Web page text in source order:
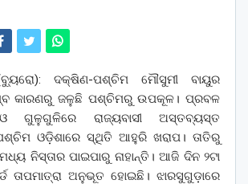
ଦକ୍ଷିଣ-ପଶ୍ଚିମ ମୌସୁମୀ ବାୟୁର
କାରଣରୁ ଜଳୁଛି ପଶ୍ଚିମରୁ ଉପକୂଳ। ପ୍ରବଳ
ଗୁଳୁଗୁଳିରେ ରାଜ୍ୟବାସୀ ଅସ୍ତବ୍ୟସ୍ତ
ଓଡ଼ିଶାରେ ସ୍ଥିତି ଆହୁରି ଖରାପ। ତାତିରୁ
ନିସ୍ତାର ପାଇପାରୁ ନାହାନ୍ତି। ଆଜି ଦିନ ୨ଟା
ତାପମାତ୍ରା ଅନୁଭୂତ ହୋଇଛି। ଝାରସୁଗୁଡ଼ାରେ